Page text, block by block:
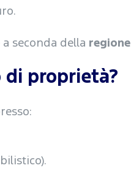
seconda della regione
di proprietà?